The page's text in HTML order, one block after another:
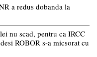
a redus dobanda la
nu scad, pentru ca IRCC
ROBOR s-a micsorat cu